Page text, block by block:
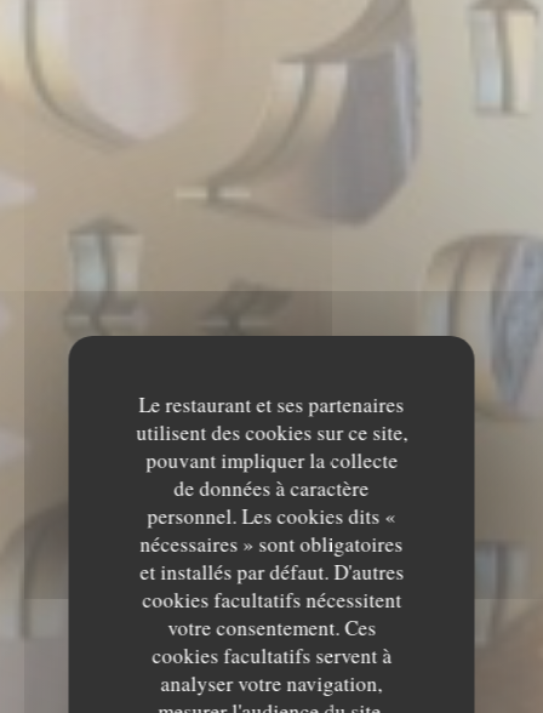
Le restaurant et ses partenaires
utilisent des cookies sur ce site,
pouvant impliquer la collecte
de données à caractère
personnel. Les cookies dits «
nécessaires » sont obligatoires
et installés par défaut. D'autres
cookies facultatifs nécessitent
votre consentement. Ces
cookies facultatifs servent à
analyser votre navigation,